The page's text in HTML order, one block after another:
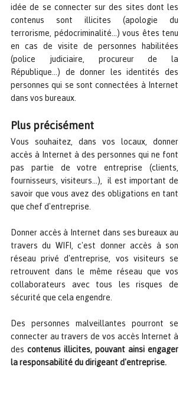
idée de se connecter sur des sites dont les
contenus sont illicites (apologie du
terrorisme, pédocriminalité...) vous êtes tenu
en cas de visite de personnes habilitées
(police judiciaire, procureur de la
République...) de donner les identités des
personnes qui se sont connectées à Internet
dans vos bureaux.
Plus précisément
Vous souhaitez, dans vos locaux, donner
accès à Internet à des personnes qui ne font
pas partie de votre entreprise (clients,
fournisseurs, visiteurs...),  il est important de
savoir que vous avez des obligations en tant
que chef d'entreprise.
Donner accès à Internet dans ses bureaux au
travers du WIFI, c'est donner accès à son
réseau privé d'entreprise, vos visiteurs se
retrouvent dans le même réseau que vos
collaborateurs avec tous les risques de
sécurité que cela engendre.
Des personnes malveillantes pourront se
connecter au travers de vos accès Internet à
des contenus illicites, pouvant ainsi engager
la responsabilité du dirigeant d'entreprise.